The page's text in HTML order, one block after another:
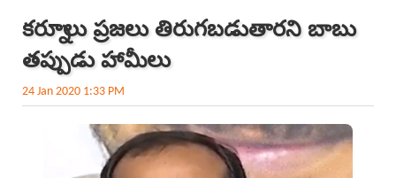
కర్నూలు ప్రజలు తిరుగబడుతారని బాబు
తప్పుడు హామీలు
24 Jan 2020 1:33 PM